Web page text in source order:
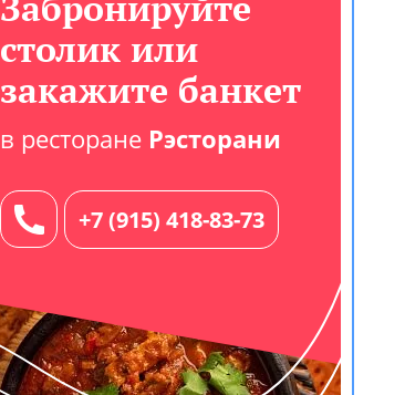
столик или
закажите банкет
в ресторане Рэсторани
+7 (915) 418-83-73